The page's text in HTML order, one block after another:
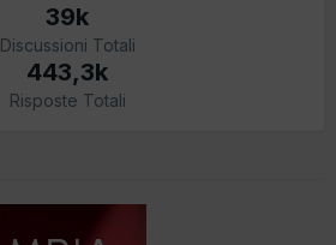
39k
Discussioni Totali
443,3k
Risposte Totali